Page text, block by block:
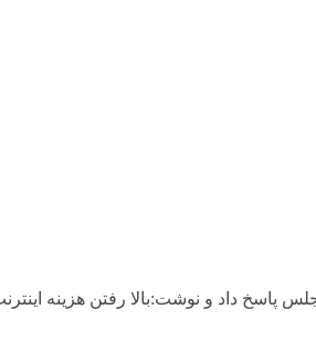
پاسخ داد و نوشت:بالا رفتن هزینه